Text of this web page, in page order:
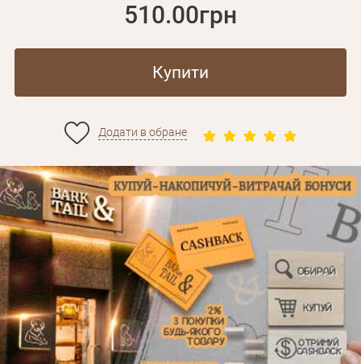
510.00грн
Купити
Додати в обране